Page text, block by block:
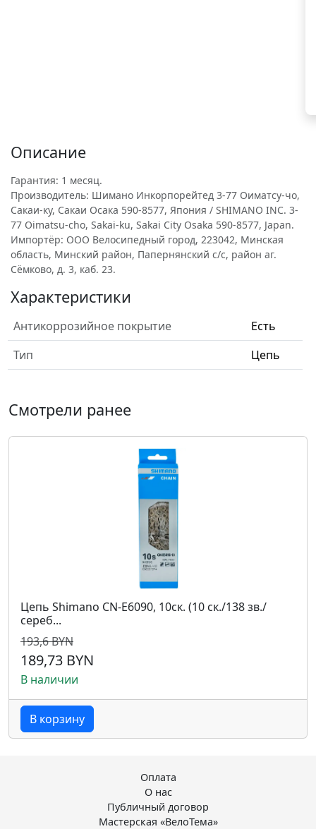
Описание
Гарантия: 1 месяц.
Производитель: Шимано Инкорпорейтед 3-77 Оиматсу-чо,
Сакаи-ку, Сакаи Осака 590-8577, Япония / SHIMANO INC. 3-
77 Oimatsu-cho, Sakai-ku, Sakai City Osaka 590-8577, Japan.
Импортёр: ООО Велосипедный город, 223042, Минская
область, Минский район, Папернянский с/с, район аг.
Сёмково, д. 3, каб. 23.
Характеристики
Антикоррозийное покрытие
Есть
Тип
Цепь
Смотрели ранее
Цепь Shimano CN-E6090, 10ск. (10 ск./138 зв./
сереб...
193,6 BYN
189,73 BYN
В наличии
В корзину
Оплата
О нас
Публичный договор
Мастерская «ВелоТема»